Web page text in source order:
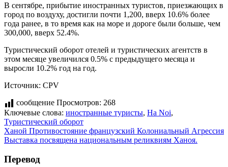
В сентябре, прибытие иностранных туристов, приезжающих в
город по воздуху, достигли почти 1,200, вверх 10.6% более
года ранее, в то время как на море и дороге были больше, чем
300,000, вверх 52.4%.
Туристический оборот отелей и туристических агентств в
этом месяце увеличился 0.5% с предыдущего месяца и
выросли 10.2% год на год.
Источник: CPV
сообщение Просмотров: 268
Ключевые слова: иностранные туристы, Ha Noi,
Туристический оборот
сообщение
навигации
Ханой Противостояние французский Колониальный Агрессия
Выставка посвящена национальным реликвиям Ханоя.
Перевод